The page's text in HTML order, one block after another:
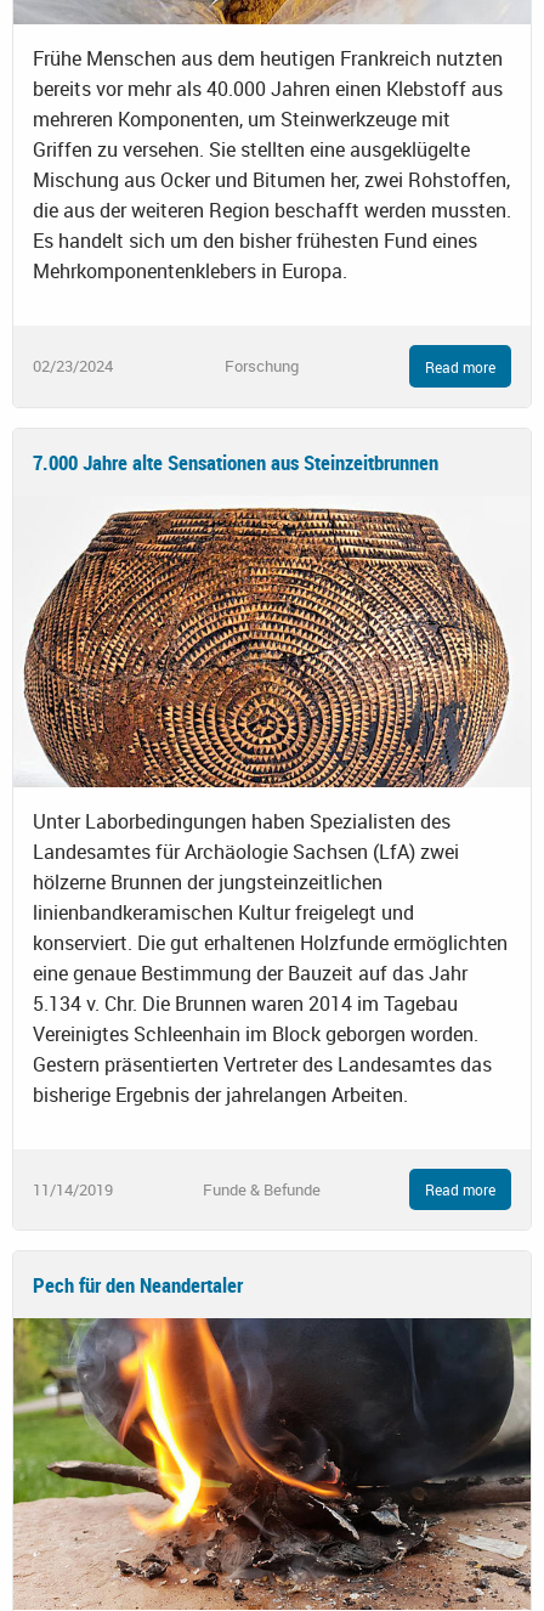
Frühe Menschen aus dem heutigen Frankreich nutzten
bereits vor mehr als 40.000 Jahren einen Klebstoff aus
mehreren Komponenten, um Steinwerkzeuge mit
Griffen zu versehen. Sie stellten eine ausgeklügelte
Mischung aus Ocker und Bitumen her, zwei Rohstoffen,
die aus der weiteren Region beschafft werden mussten.
Es handelt sich um den bisher frühesten Fund eines
Mehrkomponentenklebers in Europa.
02/23/2024 Forschung Read more
7.000 Jahre alte Sensationen aus Steinzeitbrunnen
Unter Laborbedingungen haben Spezialisten des
Landesamtes für Archäologie Sachsen (LfA) zwei
hölzerne Brunnen der jungsteinzeitlichen
linienbandkeramischen Kultur freigelegt und
konserviert. Die gut erhaltenen Holzfunde ermöglichten
eine genaue Bestimmung der Bauzeit auf das Jahr
5.134 v. Chr. Die Brunnen waren 2014 im Tagebau
Vereinigtes Schleenhain im Block geborgen worden.
Gestern präsentierten Vertreter des Landesamtes das
bisherige Ergebnis der jahrelangen Arbeiten.
11/14/2019 Funde & Befunde Read more
Pech für den Neandertaler